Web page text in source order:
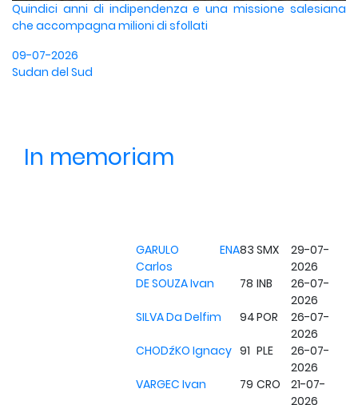
Quindici anni di indipendenza e una missione salesiana
che accompagna milioni di sfollati
09-07-2026
Sudan del Sud
In memoriam
GARULO ENA
Carlos
83 SMX
29-07-
2026
DE SOUZA Ivan
78 INB
26-07-
2026
SILVA Da Delfim
94POR
26-07-
2026
CHODźKO Ignacy 91 PLE
26-07-
2026
VARGEC Ivan
79 CRO
21-07-
2026